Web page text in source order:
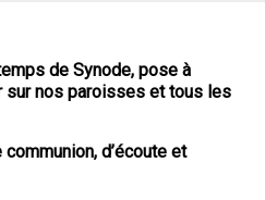
de Synode, pose à
sur nos paroisses et tous les
d’écoute et